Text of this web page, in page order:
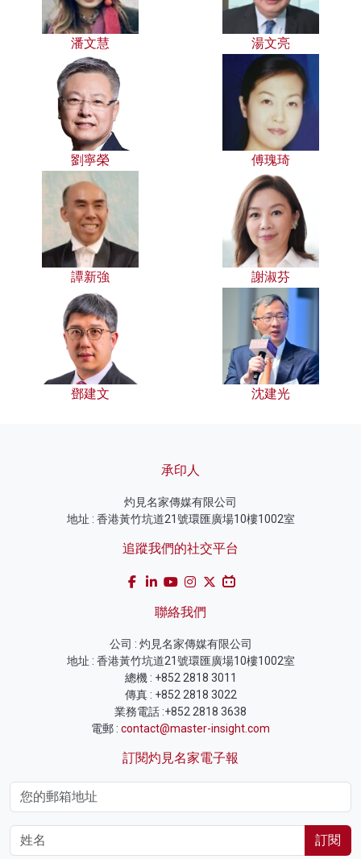
潘文慧 湯文亮
劉寧榮 傅瑰琦
譚新強 謝淑芬
鄧建文 沈建光
承印人
灼見名家傳媒有限公司
地址 : 香港黃竹坑道21號環匯廣場10樓1002室
追蹤我們的社交平台
聯絡我們
公司 : 灼見名家傳媒有限公司
地址 : 香港黃竹坑道21號環匯廣場10樓1002室
總機 : +852 2818 3011
傳真 : +852 2818 3022
業務電話 :+852 2818 3638
電郵 : contact@master-insight.com
訂閱灼見名家電子報
訂閱